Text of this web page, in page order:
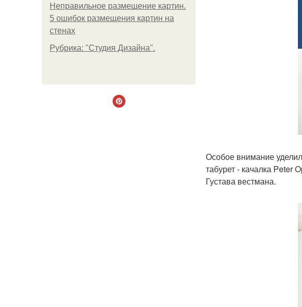
Неправильное размещение картин.
5 ошибок размещения картин на
стенах
Рубрика: "Студия Дизайна".
Особое внимание
табурет - качалка Peter
Густава вестмана.